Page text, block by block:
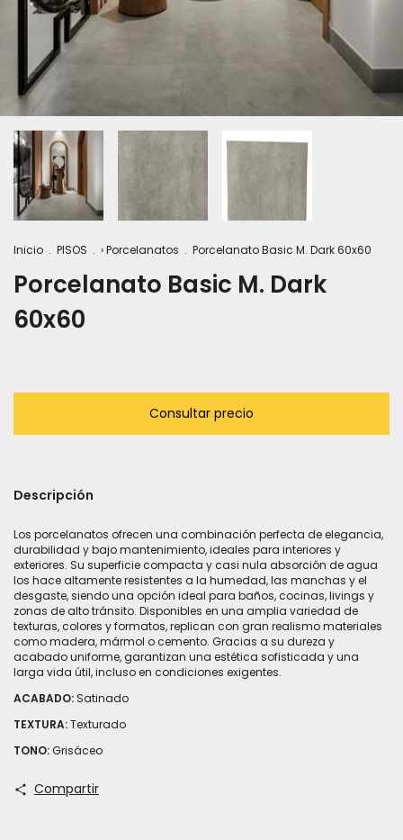
Inicio . PISOS . › Porcelanatos . Porcelanato Basic M. Dark 60x60
Porcelanato Basic M. Dark
60x60
Descripción
Los porcelanatos ofrecen una combinación perfecta de elegancia,
durabilidad y bajo mantenimiento, ideales para interiores y
exteriores. Su superficie compacta y casi nula absorción de agua
los hace altamente resistentes a la humedad, las manchas y el
desgaste, siendo una opción ideal para baños, cocinas, livings y
zonas de alto tránsito. Disponibles en una amplia variedad de
texturas, colores y formatos, replican con gran realismo materiales
como madera, mármol o cemento. Gracias a su dureza y
acabado uniforme, garantizan una estética sofisticada y una
larga vida útil, incluso en condiciones exigentes.
ACABADO: Satinado
TEXTURA:Texturado
TONO:Grisáceo
Compartir